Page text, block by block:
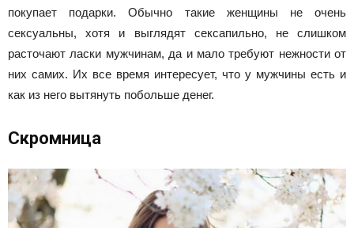
покупает подарки. Обычно такие женщины не очень
сексуальны, хотя и выглядят сексапильно, не слишком
расточают ласки мужчинам, да и мало требуют нежности от
них самих. Их все время интересует, что у мужчины есть и
как из него вытянуть побольше денег.
Скромница